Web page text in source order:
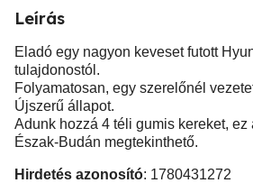
Leírás
Eladó egy nagyon keveset futott
tulajdonostól.
Folyamatosan, egy szerelőnél
Újszerű állapot.
Adunk hozzá 4 téli gumis kereket, ez
Észak-Budán megtekinthető.
Hirdetés azonosító: 1780431272